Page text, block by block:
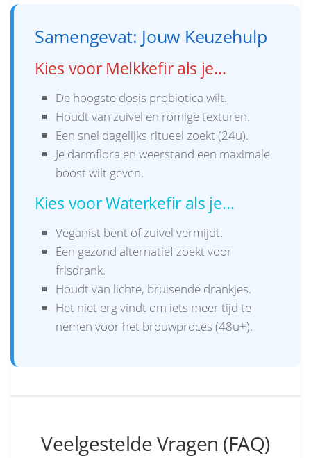
Samengevat: Jouw Keuzehulp
Kies voor Melkkefir als je…
De hoogste dosis probiotica wilt.
Houdt van zuivel en romige texturen.
Een snel dagelijks ritueel zoekt (24u).
Je darmflora en weerstand een maximale
boost wilt geven.
Kies voor Waterkefir als je…
Veganist bent of zuivel vermijdt.
Een gezond alternatief zoekt voor
frisdrank.
Houdt van lichte, bruisende drankjes.
Het niet erg vindt om iets meer tijd te
nemen voor het brouwproces (48u+).
Veelgestelde Vragen (FAQ)